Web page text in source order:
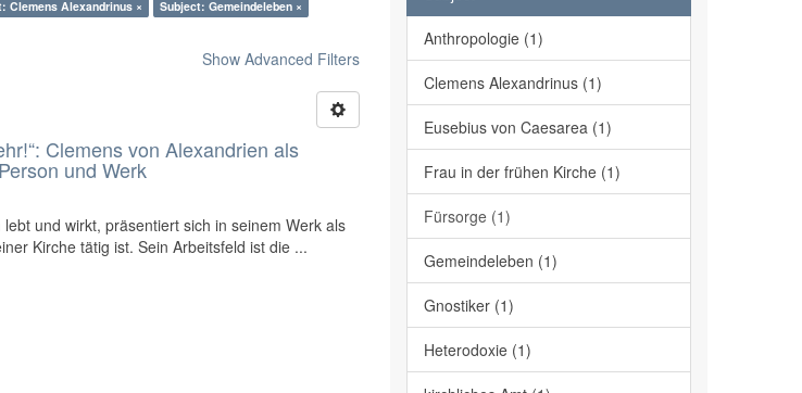
Clemens Alexandrinus ×
Subject: Gemeindeleben ×
Show Advanced Filters
Clemens von Alexandrien als
und Werk
und wirkt, präsentiert sich in seinem Werk als
Kirche tätig ist. Sein Arbeitsfeld ist die ...
Anthropologie (1)
Clemens Alexandrinus (1)
Eusebius von Caesarea (1)
Frau in der frühen Kirche (1)
Fürsorge (1)
Gemeindeleben (1)
Gnostiker (1)
Heterodoxie (1)